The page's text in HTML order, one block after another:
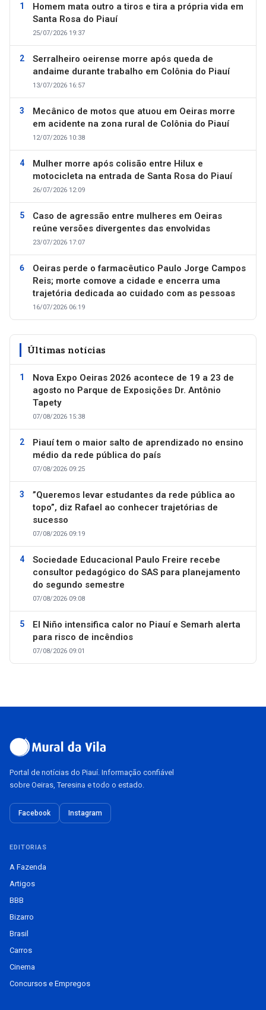
Homem mata outro a tiros e tira a própria vida em
Santa Rosa do Piauí
25/07/2026 19:37
Serralheiro oeirense morre após queda de
andaime durante trabalho em Colônia do Piauí
13/07/2026 16:57
Mecânico de motos que atuou em Oeiras morre
em acidente na zona rural de Colônia do Piauí
12/07/2026 10:38
Mulher morre após colisão entre Hilux e
motocicleta na entrada de Santa Rosa do Piauí
26/07/2026 12:09
Caso de agressão entre mulheres em Oeiras
reúne versões divergentes das envolvidas
23/07/2026 17:07
Oeiras perde o farmacêutico Paulo Jorge Campos
Reis; morte comove a cidade e encerra uma
trajetória dedicada ao cuidado com as pessoas
16/07/2026 06:19
Últimas notícias
Nova Expo Oeiras 2026 acontece de 19 a 23 de
agosto no Parque de Exposições Dr. Antônio
Tapety
07/08/2026 15:38
Piauí tem o maior salto de aprendizado no ensino
médio da rede pública do país
07/08/2026 09:25
”Queremos levar estudantes da rede pública ao
topo”, diz Rafael ao conhecer trajetórias de
sucesso
07/08/2026 09:19
Sociedade Educacional Paulo Freire recebe
consultor pedagógico do SAS para planejamento
do segundo semestre
07/08/2026 09:08
El Niño intensifica calor no Piauí e Semarh alerta
para risco de incêndios
07/08/2026 09:01
Portal de notícias do Piauí. Informação confiável
sobre Oeiras, Teresina e todo o estado.
Facebook Instagram
EDITORIAS
A Fazenda
Artigos
BBB
Bizarro
Brasil
Carros
Cinema
Concursos e Empregos